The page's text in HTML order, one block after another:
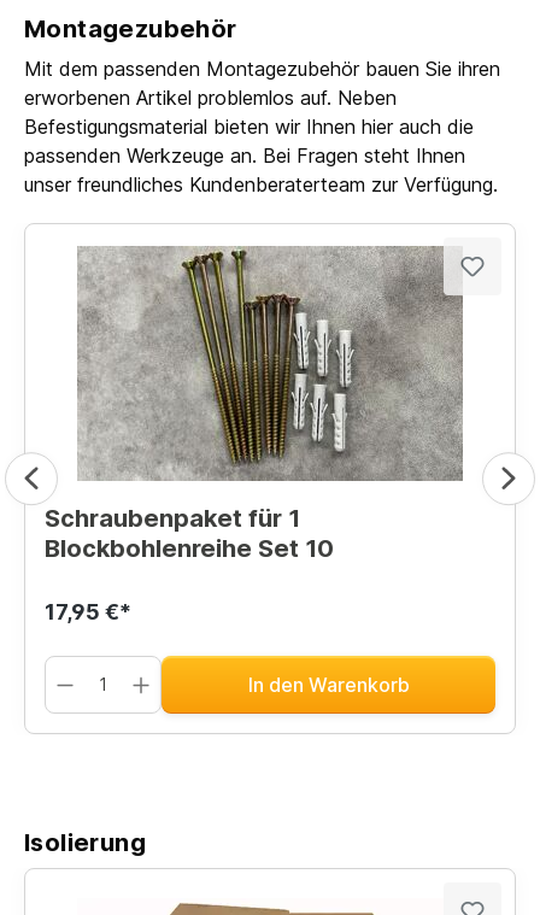
Montagezubehör
Mit dem passenden Montagezubehör bauen Sie ihren
erworbenen Artikel problemlos auf. Neben
Befestigungsmaterial bieten wir Ihnen hier auch die
passenden Werkzeuge an. Bei Fragen steht Ihnen
unser freundliches Kundenberaterteam zur Verfügung.
Schraubenpaket für 1
Blockbohlenreihe Set 10
17,95 €*
In den Warenkorb
Isolierung